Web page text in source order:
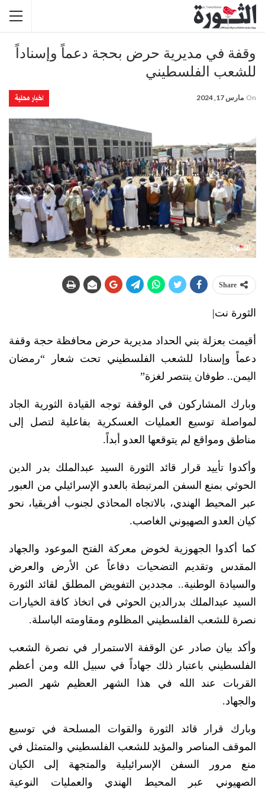
وقفة في مديرية حرض بحجة دعماً وإسناداً
للشعب الفلسطيني
اخبار محلية On مارس 17, 2024
Share
الثورة نت|
أقيمت بعزلة بني الحداد مديرية حرض محافظة حجة وقفة
دعماً وإسنادا للشعب الفلسطيني تحت شعار “رمضان
اليمن.. طوفان ينتصر لغزة”
وبارك المشاركون في الوقفة توجه القيادة الثورية الجاد
لمواصلة توسيع العمليات العسكرية بفاعلية لتصل إلى
مناطق ومواقع لم يتوقعها العدو أبداً.
وأكدوا تأييد قرار قائد الثورة السيد عبدالملك بدر الدين
الحوثي بمنع السفن المرتبطة بالعدو الإسرائيلي من العبور
عبر المحيط الهندي، بالاتجاه المحاذي لجنوب أفريقيا، نحو
كيان العدو الصهيوني الغاصب.
كما أكدوا الجهوزية لخوض معركة الفتح الموعود والجهاد
المقدس وتقديم التضحيات دفاعاً عن الأرض والعرض
والسيادة الوطنية.. مجددين التفويض المطلق لقائد الثورة
السيد عبدالملك بدرالدين الحوثي في اتخاذ كافة الخيارات
نصرة للشعب الفلسطيني المظلوم ومقاومته الباسلة.
وأكد بيان صادر عن الوقفة الاستمرار في نصرة الشعب
الفلسطيني باعتبار ذلك جهاداً في سبيل الله ومن أعظم
القربات عند الله في هذا الشهر العظيم شهر الصبر
والجهاد.
وبارك قرار قائد الثورة والقوات المسلحة في توسيع
الموقف المناصر والمؤيد للشعب الفلسطيني والمتمثل في
منع مرور السفن الإسرائيلية والمتجهة إلى الكيان
الصهيوني عبر المحيط الهندي والعمليات النوعية